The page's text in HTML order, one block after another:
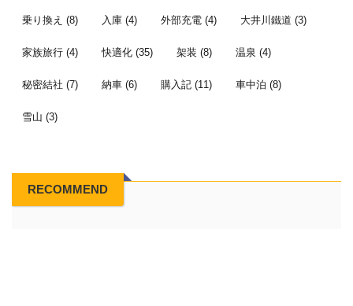
乗り換え (8) 入庫 (4) 外部充電 (4) 大井川鐵道 (3)
家族旅行 (4) 快適化 (35) 架装 (8) 温泉 (4)
秘密結社 (7) 納車 (6) 購入記 (11) 車中泊 (8)
雪山 (3)
RECOMMEND